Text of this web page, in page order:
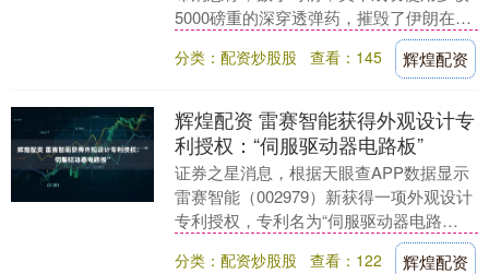
5000磅重的深穿透弹药，摧毁了伊朗在霍
尔木兹海峡附近沿岸的加固导弹发射阵
地。美军方....
分类：配资炒股股 查看：145 辉煌配资
辉煌配资 雷赛智能获得外观设计专
利授权：“伺服驱动器电路板”
证券之星消息，根据天眼查APP数据显示
雷赛智能（002979）新获得一项外观设计
专利授权，专利名为“伺服驱动器电路
板”，专利申请号为CN202530397811....
分类：配资炒股股 查看：122 辉煌配资